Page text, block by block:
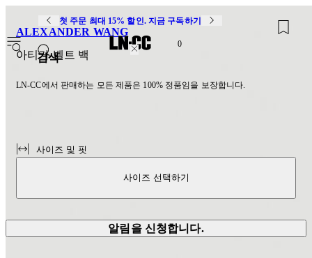
첫 주문 최대 15% 할인. 지금 구독하기
검색
0
ALEXANDER WANG
아티카 벨트 백
LN-CC에서 판매하는 모든 제품은 100% 정품임을 보장합니다.
사이즈 및 핏
사이즈 선택하기
알림을 신청합니다.